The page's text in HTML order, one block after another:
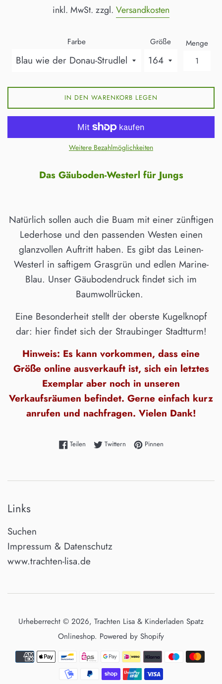
inkl. MwSt. zzgl. Versandkosten
Farbe Größe Menge
IN DEN WARENKORB LEGEN
Weitere Bezahlmöglichkeiten
Das Gäuboden-Westerl für Jungs
Natürlich sollen auch die Buam mit einer zünftigen
Lederhose und den passenden Westen einen
glanzvollen Auftritt haben. Es gibt das Leinen-
Westerl in saftigem Grasgrün und edlen Marine-
Blau. Unser Gäubodendruck findet sich im
Baumwollrücken.
Eine Besonderheit stellt der oberste Kugelknopf
dar: hier findet sich der Straubinger Stadtturm!
Hinweis: Es kann vorkommen, dass eine
Größe online ausverkauft ist, sich ein letztes
Exemplar aber noch in unseren
Verkaufsräumen befindet. Gerne einfach kurz
anrufen und nachfragen. Vielen Dank!
TeilenAuf Facebook teilen
TwitternAuf Twitter twittern
PinnenAuf Pinterest pinnen
Links
Suchen
Impressum & Datenschutz
www.trachten-lisa.de
Urheberrecht © 2026, Trachten Lisa & Kinderladen Spatz
Onlineshop. Powered by Shopify
Zahlungsarten